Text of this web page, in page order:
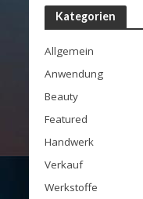
Kategorien
Allgemein
Anwendung
Beauty
Featured
Handwerk
Verkauf
Werkstoffe